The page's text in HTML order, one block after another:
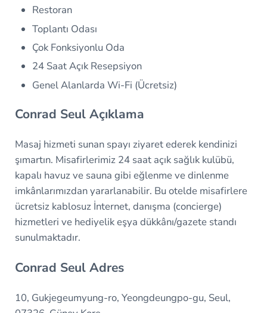
Restoran
Toplantı Odası
Çok Fonksiyonlu Oda
24 Saat Açık Resepsiyon
Genel Alanlarda Wi-Fi (Ücretsiz)
Conrad Seul Açıklama
Masaj hizmeti sunan spayı ziyaret ederek kendinizi
şımartın. Misafirlerimiz 24 saat açık sağlık kulübü,
kapalı havuz ve sauna gibi eğlenme ve dinlenme
imkânlarımızdan yararlanabilir. Bu otelde misafirlere
ücretsiz kablosuz İnternet, danışma (concierge)
hizmetleri ve hediyelik eşya dükkânı/gazete standı
sunulmaktadır.
Conrad Seul Adres
10, Gukjegeumyung-ro, Yeongdeungpo-gu, Seul,